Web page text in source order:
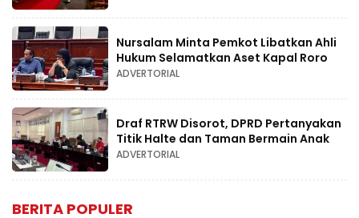
Nursalam Minta Pemkot Libatkan Ahli
Hukum Selamatkan Aset Kapal Roro
ADVERTORIAL
Draf RTRW Disorot, DPRD Pertanyakan
Titik Halte dan Taman Bermain Anak
ADVERTORIAL
BERITA POPULER